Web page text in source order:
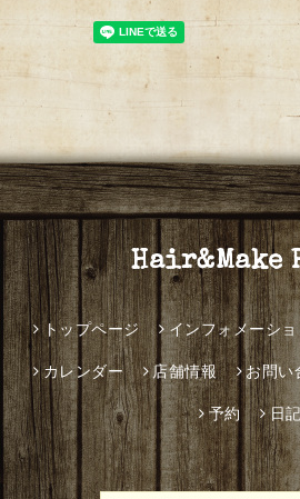
Hair&Make
トップページ インフォメーショ
カレンダー 店舗情報 お問い
予約 日記